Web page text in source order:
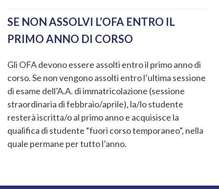
SE NON ASSOLVI L’OFA ENTRO IL
PRIMO ANNO DI CORSO
Gli OFA devono essere assolti entro il primo anno di
corso. Se non vengono assolti entro l’ultima sessione
di esame dell’A.A. di immatricolazione (sessione
straordinaria di febbraio/aprile), la/lo studente
resterà iscritta/o al primo anno e acquisisce la
qualifica di studente “fuori corso temporaneo”, nella
quale permane per tutto l’anno.